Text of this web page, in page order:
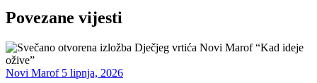
Povezane vijesti
Novi Marof5 lipnja, 2026